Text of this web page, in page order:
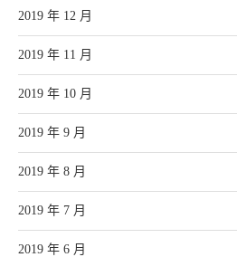
2019 年 12 月
2019 年 11 月
2019 年 10 月
2019 年 9 月
2019 年 8 月
2019 年 7 月
2019 年 6 月